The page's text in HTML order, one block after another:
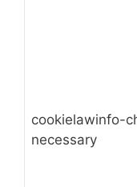
cookielawinfo-
necessary